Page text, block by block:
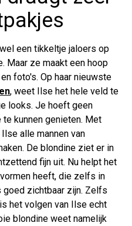
een tikkeltje jaloers op
Maar ze maakt een hoop
foto's. Op haar nieuwste
, weet Ilse het hele veld te
looks. Je hoeft geen
kunnen genieten. Met
alle mannen van
De blondine ziet er in
fijn uit. Nu helpt het
heeft, die zelfs in
zichtbaar zijn. Zelfs
het volgen van Ilse echt
blondine weet namelijk